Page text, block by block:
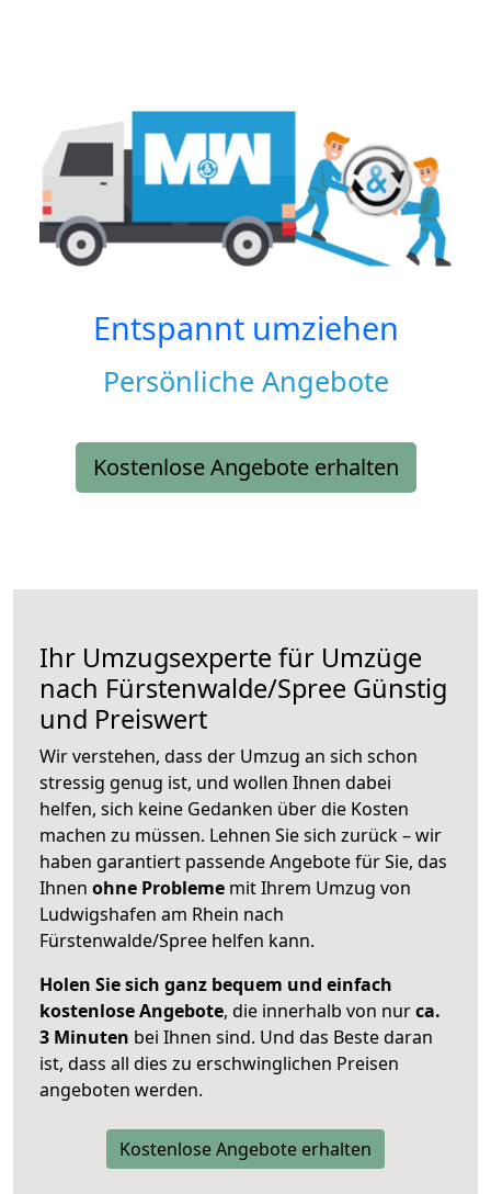
Entspannt umziehen
Persönliche Angebote
Kostenlose Angebote erhalten
Ihr Umzugsexperte für Umzüge
nach Fürstenwalde/Spree Günstig
und Preiswert
Wir verstehen, dass der Umzug an sich schon
stressig genug ist, und wollen Ihnen dabei
helfen, sich keine Gedanken über die Kosten
machen zu müssen. Lehnen Sie sich zurück – wir
haben garantiert passende Angebote für Sie, das
Ihnen ohne Probleme mit Ihrem Umzug von
Ludwigshafen am Rhein nach
Fürstenwalde/Spree helfen kann.
Holen Sie sich ganz bequem und einfach
kostenlose Angebote, die innerhalb von nurca.
3 Minuten bei Ihnen sind. Und das Beste daran
ist, dass all dies zu erschwinglichen Preisen
angeboten werden.
Kostenlose Angebote erhalten